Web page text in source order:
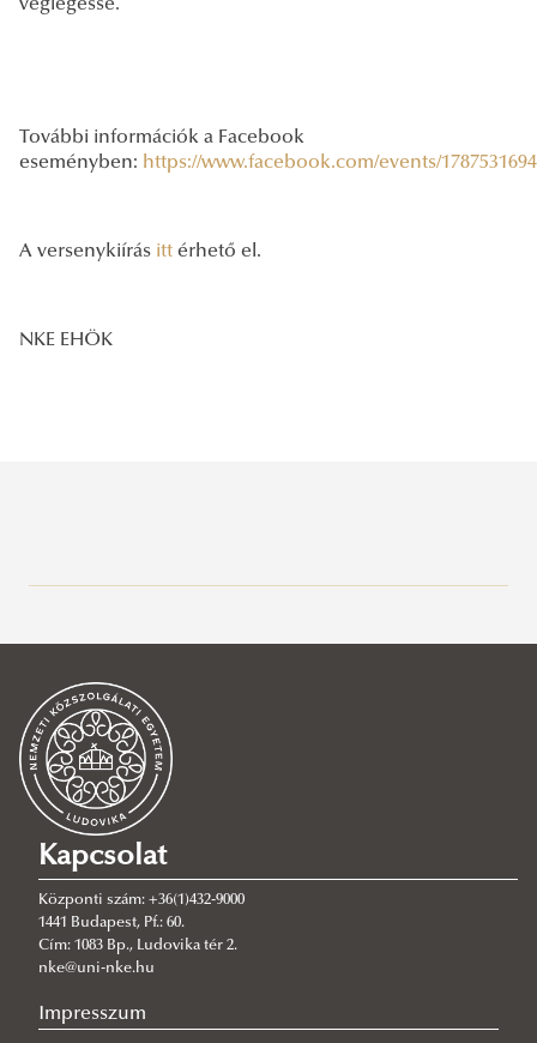
Hallgatói érdekképviselet
EHÖK elnöki köszöntő
Tisztségviselőink
Főbb tevékenységeink
Adminisztráció
Képzésfejlesztés
Gazdasági ügyek
Kollégiumi ügyek
Kommunikáció
Rendezvényszervezés
Hallgatói Önkormányzatok Országos Konferenciája
(HÖOK)
NKE Liga
NKE Liga 2026 Tavasz
NKE Liga 2023 tavasz
NKE Liga 2022
véglegessé.
További információk a Facebook
eseményben: https://www.facebook.com/events/
A versenykiírás itt érhető el.
NKE EHÖK
Kapcsolat
Központi szám: +36(1)432-9000
1441 Budapest, Pf.: 60.
Cím: 1083 Bp., Ludovika tér 2.
nke@uni-nke.hu
Impresszum